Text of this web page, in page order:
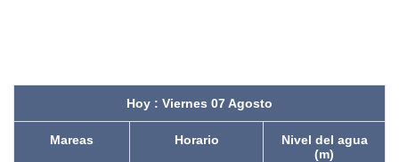
Hoy : Viernes 07 Agosto
Mareas Horario
Nivel del agua
(m)